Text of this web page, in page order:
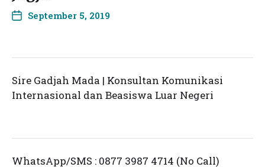
September 5, 2019
Sire Gadjah Mada | Konsultan Komunikasi
Internasional dan Beasiswa Luar Negeri
WhatsApp/SMS : 0877 3987 4714 (No Call)